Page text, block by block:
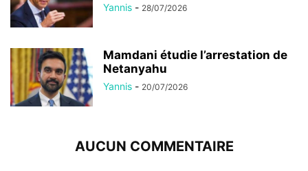
Yannis - 28/07/2026
Mamdani étudie l’arrestation de
Netanyahu
Yannis - 20/07/2026
AUCUN COMMENTAIRE